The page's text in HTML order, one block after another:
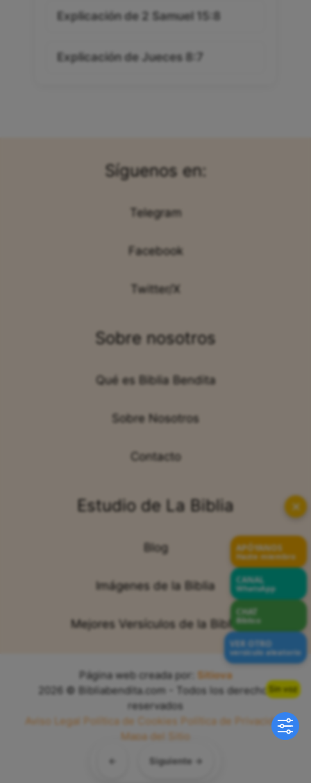
← Siguiente →
Sin voz
Explicación de 2 Samuel 15:8
Explicación de Jueces 8:7
Síguenos en:
Telegram
Facebook
Twitter/X
Sobre nosotros
Qué es Biblia Bendita
Sobre Nosotros
Contacto
Estudio de La Biblia
Blog
Imágenes de la Biblia
Mejores Versículos de la Biblia
Página web creada por:
Sitiova
2026 © Bibliabendita.com - Todos los derechos
reservados
Aviso Legal
Política de Cookies
Política de Privacidad
Mapa del Sitio
✕
APÓYANOS
Hazte miembro
CANAL
WhatsApp
CHAT
Bíblico
VER OTRO
versículo aleatorio